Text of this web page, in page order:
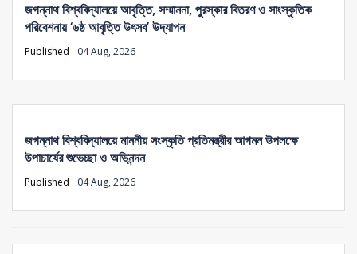
জগন্নাথ বিশ্ববিদ্যালয়ে আবৃত্তি, সম্মাননা, পুরস্কার বিতরণ ও সাংস্কৃতিক
পরিবেশনায় ‘৬ষ্ঠ আবৃত্তি উৎসব’ উদ্‌যাপন
Published 04 Aug, 2026
জগন্নাথ বিশ্ববিদ্যালয়ে মাননীয় সংস্কৃতি প্রতিমন্ত্রীর আগমন উপলক্ষে
উপাচার্যের শুভেচ্ছা ও অভিনন্দন
Published 04 Aug, 2026